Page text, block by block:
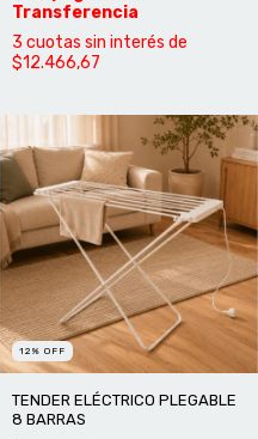
3 cuotas sin interés de
$12.466,67
12 % OFF
TENDER ELÉCTRICO PLEGABLE
8 BARRAS